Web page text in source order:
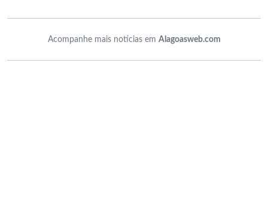
Acompanhe mais notícias em Alagoasweb.com